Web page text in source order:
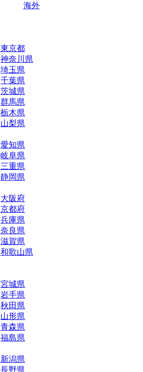
海外
東京都
神奈川県
埼玉県
千葉県
茨城県
群馬県
栃木県
山梨県
愛知県
岐阜県
三重県
静岡県
大阪府
京都府
兵庫県
奈良県
滋賀県
和歌山県
宮城県
岩手県
秋田県
山形県
青森県
福島県
新潟県
長野県